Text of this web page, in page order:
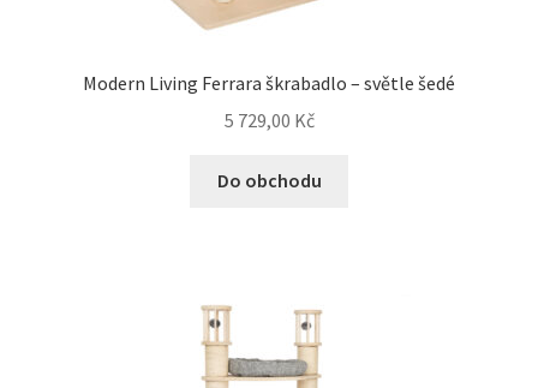
Modern Living Ferrara škrabadlo – světle šedé
5 729,00 Kč
Do obchodu